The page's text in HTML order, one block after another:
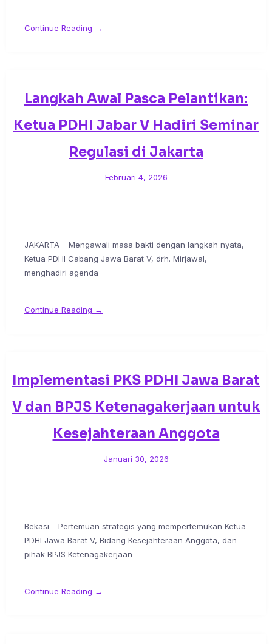
Continue Reading →
Langkah Awal Pasca Pelantikan:
Ketua PDHI Jabar V Hadiri Seminar
Regulasi di Jakarta
Februari 4, 2026
JAKARTA – Mengawali masa bakti dengan langkah nyata,
Ketua PDHI Cabang Jawa Barat V, drh. Mirjawal,
menghadiri agenda
Continue Reading →
Implementasi PKS PDHI Jawa Barat
V dan BPJS Ketenagakerjaan untuk
Kesejahteraan Anggota
Januari 30, 2026
Bekasi – Pertemuan strategis yang mempertemukan Ketua
PDHI Jawa Barat V, Bidang Kesejahteraan Anggota, dan
pihak BPJS Ketenagakerjaan
Continue Reading →